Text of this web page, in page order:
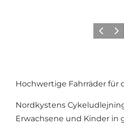
Zurück
Hochwertige Fahrräder für
Nordkystens
Erwachsene und Kinder in